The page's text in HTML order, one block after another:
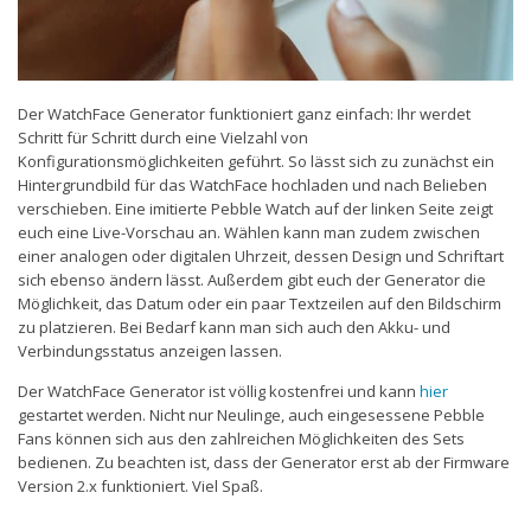
Flatrate-Datentarife
Der WatchFace Generator funktioniert ganz einfach: Ihr werdet
Schritt für Schritt durch eine Vielzahl von
Konfigurationsmöglichkeiten geführt. So lässt sich zu zunächst ein
Hintergrundbild für das WatchFace hochladen und nach Belieben
verschieben. Eine imitierte Pebble Watch auf der linken Seite zeigt
euch eine Live-Vorschau an. Wählen kann man zudem zwischen
einer analogen oder digitalen Uhrzeit, dessen Design und Schriftart
sich ebenso ändern lässt. Außerdem gibt euch der Generator die
Möglichkeit, das Datum oder ein paar Textzeilen auf den Bildschirm
zu platzieren. Bei Bedarf kann man sich auch den Akku- und
Verbindungsstatus anzeigen lassen.
Der WatchFace Generator ist völlig kostenfrei und kann hier
gestartet werden. Nicht nur Neulinge, auch eingesessene Pebble
Fans können sich aus den zahlreichen Möglichkeiten des Sets
bedienen. Zu beachten ist, dass der Generator erst ab der Firmware
Version 2.x funktioniert. Viel Spaß.